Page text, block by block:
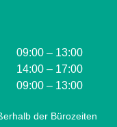
09:00 – 13:00
14:00 – 17:00
09:00 – 13:00
der Bürozeiten